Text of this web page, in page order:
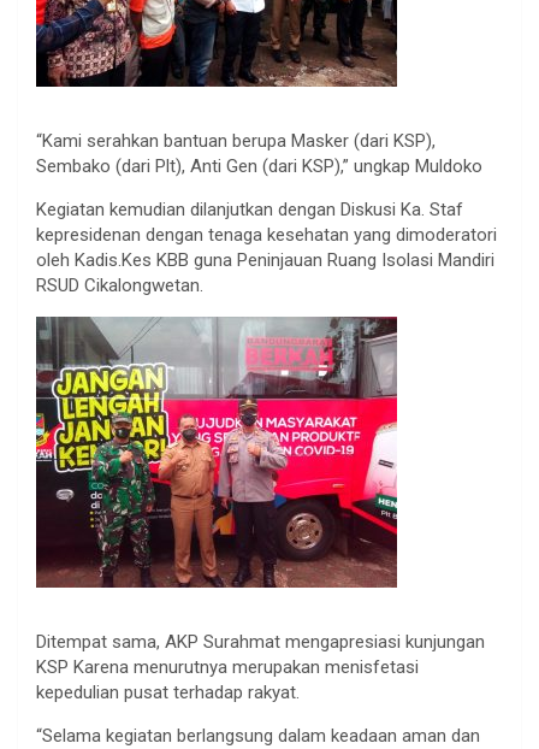
“Kami serahkan bantuan berupa Masker (dari KSP),
Sembako (dari Plt), Anti Gen (dari KSP),” ungkap Muldoko
Kegiatan kemudian dilanjutkan dengan Diskusi Ka. Staf
kepresidenan dengan tenaga kesehatan yang dimoderatori
oleh Kadis.Kes KBB guna Peninjauan Ruang Isolasi Mandiri
RSUD Cikalongwetan.
Ditempat sama, AKP Surahmat mengapresiasi kunjungan
KSP Karena menurutnya merupakan menisfetasi
kepedulian pusat terhadap rakyat.
“Selama kegiatan berlangsung dalam keadaan aman dan